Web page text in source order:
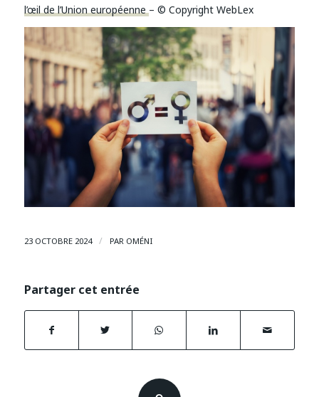
l’œil de l’Union européenne – © Copyright WebLex
23 OCTOBRE 2024 / PAR OMÉNI
Partager cet entrée